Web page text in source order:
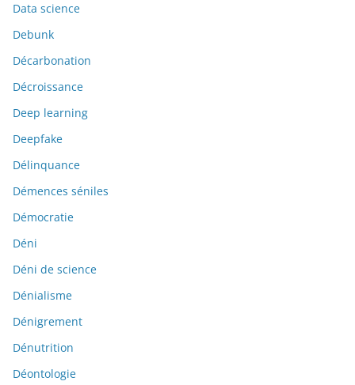
Data science
Debunk
Décarbonation
Décroissance
Deep learning
Deepfake
Délinquance
Démences séniles
Démocratie
Déni
Déni de science
Dénialisme
Dénigrement
Dénutrition
Déontologie